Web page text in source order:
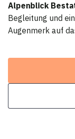
Alpenblick
Begleitung und
Augenmerk auf